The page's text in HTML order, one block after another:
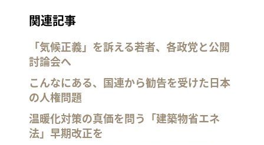
関連記事
「気候正義」を訴える若者、各政党と公開
討論会へ
こんなにある、国連から勧告を受けた日本
の人権問題
温暖化対策の真価を問う「建築物省エネ
法」早期改正を